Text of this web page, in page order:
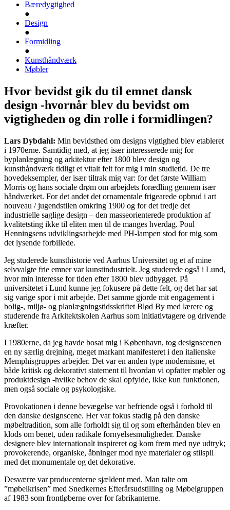
Bæredygtighed
●
Design
●
Formidling
●
Kunsthåndværk
Møbler
Hvor bevidst gik du til emnet dansk
design -hvornår blev du bevidst om
vigtigheden og din rolle i formidlingen?
Lars Dybdahl: Min bevidsthed om designs vigtighed blev etableret
i 1970erne. Samtidig med, at jeg især interesserede mig for
byplanlægning og arkitektur efter 1800 blev design og
kunsthåndværk tidligt et vitalt felt for mig i min studietid. De tre
hovedeksempler, der især tiltrak mig var: for det første William
Morris og hans sociale drøm om arbejdets forædling gennem især
håndværket. For det andet det ornamentale frigearede opbrud i art
nouveau / jugendstilen omkring 1900 og for det tredje det
industrielle saglige design – den masseorienterede produktion af
kvalitetsting ikke til eliten men til de manges hverdag. Poul
Henningsens udviklingsarbejde med PH-lampen stod for mig som
det lysende forbillede.
Jeg studerede kunsthistorie ved Aarhus Universitet og et af mine
selvvalgte frie emner var kunstindustrielt. Jeg studerede også i Lund,
hvor min interesse for tiden efter 1800 blev udbygget. På
universitetet i Lund kunne jeg fokusere på dette felt, og det har sat
sig varige spor i mit arbejde. Det samme gjorde mit engagement i
bolig-, miljø- og planlægningstidsskriftet Blød By med lærere og
studerende fra Arkitektskolen Aarhus som initiativtagere og drivende
kræfter.
I 1980erne, da jeg havde bosat mig i København, tog designscenen
en ny særlig drejning, meget markant manifesteret i den italienske
Memphisgruppes arbejder. Det var en anden type modernisme, et
både kritisk og dekorativt statement til hvordan vi opfatter møbler og
produktdesign -hvilke behov de skal opfylde, ikke kun funktionen,
men også sociale og psykologiske.
Provokationen i denne bevægelse var befriende også i forhold til
den danske designscene. Her var fokus stadig på den danske
møbeltradition, som alle forholdt sig til og som efterhånden blev en
klods om benet, uden radikale fornyelsesmuligheder. Danske
designere blev internationalt inspireret og kom frem med nye udtryk;
provokerende, organiske, åbninger mod nye materialer og stilspil
med det monumentale og det dekorative.
Desværre var producenterne sjældent med. Man talte om
”møbelkrisen” med Snedkernes Efterårsudstilling og Møbelgruppen
af 1983 som frontløberne over for fabrikanterne.